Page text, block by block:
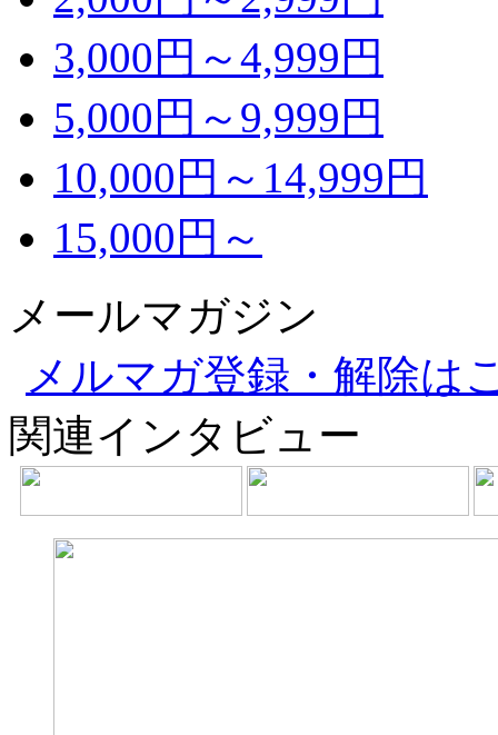
3,000円～4,999円
5,000円～9,999円
10,000円～14,999円
15,000円～
メールマガジン
メルマガ登録・解除は
関連インタビュー